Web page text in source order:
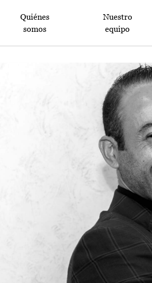
Quiénes
somos
Nuestro
equipo